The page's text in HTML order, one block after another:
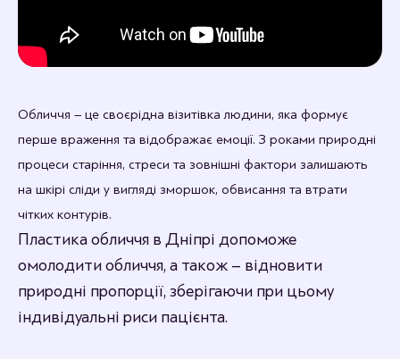
Обличчя – це своєрідна візитівка людини, яка формує
перше враження та відображає емоції. З роками природні
процеси старіння, стреси та зовнішні фактори залишають
на шкірі сліди у вигляді зморшок, обвисання та втрати
чітких контурів.
Пластика обличчя в Дніпрі допоможе
омолодити обличчя, а також – відновити
природні пропорції, зберігаючи при цьому
індивідуальні риси пацієнта.